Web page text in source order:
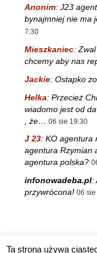
Anonim: J23
bynajmniej nie ma
7:30
Mieszkaniec:
chcemy aby nas
Jackie: Ostapko
Helka: Przecież
wiadomo jest od
, że… 06 sie 19:30
J 23: KO agentura
agentura Rzymian
agentura polska?
infonowadeba.pl:
przywrócona! 06 sie
Ta strona używa